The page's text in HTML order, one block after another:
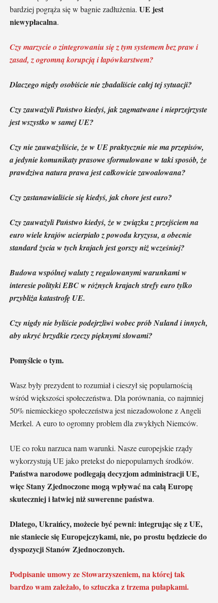
bardziej pogrąża się w bagnie zadłużenia. UE jest
niewypłacalna.
Czy marzycie o zintegrowaniu się z tym systemem bez praw i
zasad, z ogromną korupcją i łapówkarstwem?
Dlaczego nigdy osobiście nie zbadaliście całej tej sytuacji?
Czy zauważyli Państwo kiedyś, jak zagmatwane i nieprzejrzyste
jest wszystko w samej UE?
Czy nie zauważyliście, że w UE praktycznie nie ma przepisów,
a jedynie komunikaty prasowe sformułowane w taki sposób, że
prawdziwa natura prawa jest całkowicie zawoalowana?
Czy zastanawialiście się kiedyś, jak chore jest euro?
Czy zauważyli Państwo kiedyś, że w związku z przejściem na
euro wiele krajów ucierpiało z powodu kryzysu, a obecnie
standard życia w tych krajach jest gorszy niż wcześniej?
Budowa wspólnej waluty z regulowanymi warunkami w
interesie polityki EBC w różnych krajach strefy euro tylko
przybliża katastrofę UE.
Czy nigdy nie byliście podejrzliwi wobec prób Nuland i innych,
aby ukryć brzydkie rzeczy pięknymi słowami?
Pomyślcie o tym.
Wasz były prezydent to rozumiał i cieszył się popularnością
wśród większości społeczeństwa. Dla porównania, co najmniej
50% niemieckiego społeczeństwa jest niezadowolone z Angeli
Merkel. A euro to ogromny problem dla zwykłych Niemców.
UE co roku narzuca nam warunki. Nasze europejskie rządy
wykorzystują UE jako pretekst do niepopularnych środków.
Państwa narodowe podlegają decyzjom administracji UE,
więc Stany Zjednoczone mogą wpływać na całą Europę
skuteczniej i łatwiej niż suwerenne państwa.
Dlatego, Ukraińcy, możecie być pewni: integrując się z UE,
nie staniecie się Europejczykami, nie, po prostu będziecie do
dyspozycji Stanów Zjednoczonych.
Podpisanie umowy ze Stowarzyszeniem, na której tak
bardzo wam zależało, to sztuczka z trzema pułapkami.